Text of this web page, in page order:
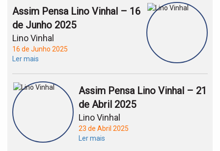
Assim Pensa Lino Vinhal – 16
de Junho 2025
Lino Vinhal
16 de Junho 2025
Ler mais
Assim Pensa Lino Vinhal – 21
de Abril 2025
Lino Vinhal
23 de Abril 2025
Ler mais